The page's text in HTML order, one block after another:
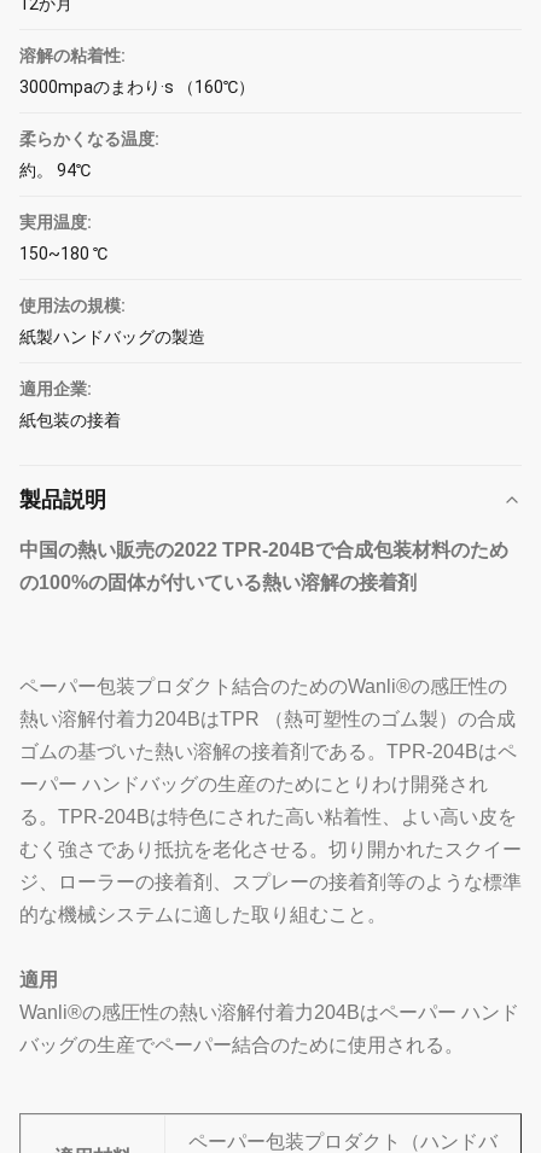
溶解の粘着性:
3000mpaのまわり·s （160℃）
柔らかくなる温度:
約。 94℃
実用温度:
150~180 ℃
使用法の規模:
紙製ハンドバッグの製造
適用企業:
紙包装の接着
製品説明
中国の熱い販売の2022 TPR-204Bで合成包装材料のため
の100%の固体が付いている熱い溶解の接着剤
ペーパー包装プロダクト結合のためのWanli®の感圧性の
熱い溶解付着力204BはTPR （熱可塑性のゴム製）の合成
ゴムの基づいた熱い溶解の接着剤である。TPR-204Bはペ
ーパー ハンドバッグの生産のためにとりわけ開発され
る。TPR-204Bは特色にされた高い粘着性、よい高い皮を
むく強さであり抵抗を老化させる。切り開かれたスクイー
ジ、ローラーの接着剤、スプレーの接着剤等のような標準
的な機械システムに適した取り組むこと。
適用
Wanli®の感圧性の熱い溶解付着力204Bはペーパー ハンド
バッグの生産でペーパー結合のために使用される。
ペーパー包装プロダクト（ハンドバ